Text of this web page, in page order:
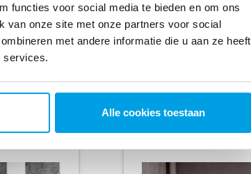
functies voor social media te bieden en om ons
van onze site met onze partners voor social
met andere informatie die u aan ze heeft
services.
Alle cookies toestaan
informatie
single pass RO